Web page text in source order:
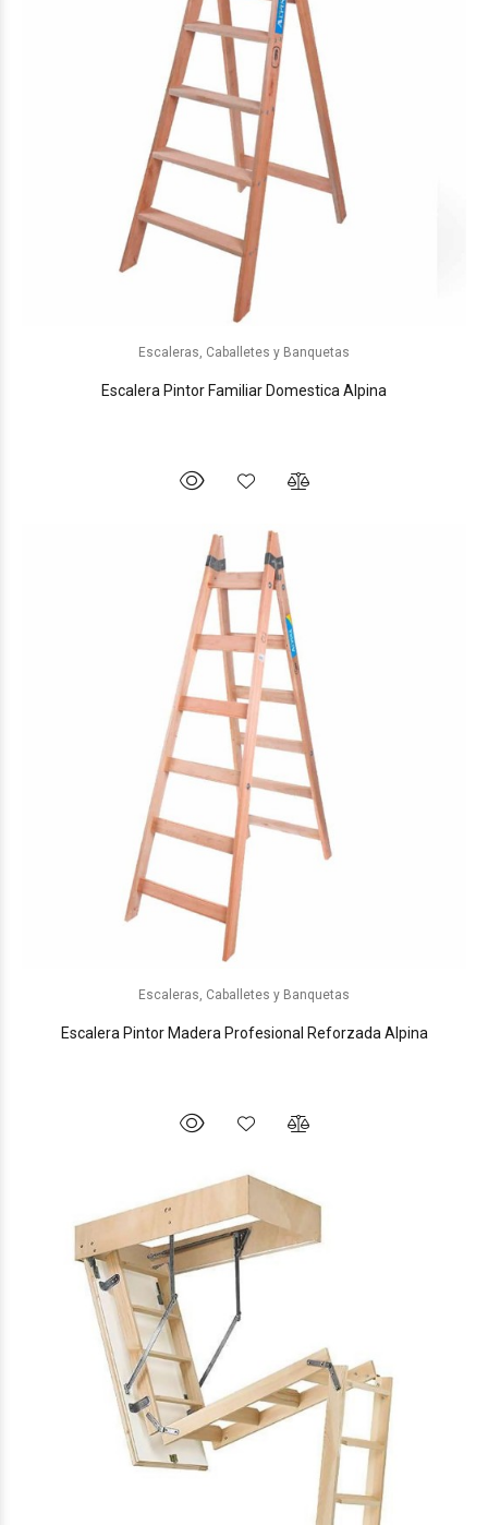
Escaleras, Caballetes y Banquetas
Escalera Pintor Familiar Domestica Alpina
Escaleras, Caballetes y Banquetas
Escalera Pintor Madera Profesional Reforzada Alpina